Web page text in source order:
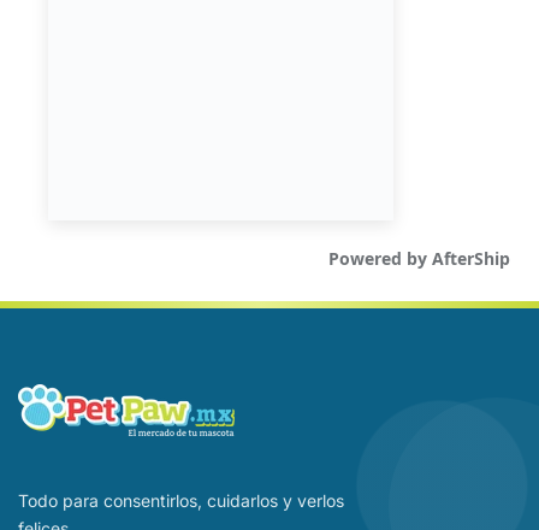
Todo para consentirlos, cuidarlos y verlos